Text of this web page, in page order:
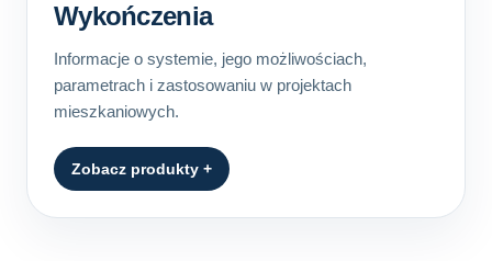
Wykończenia
Informacje o systemie, jego możliwościach,
parametrach i zastosowaniu w projektach
mieszkaniowych.
Zobacz produkty +